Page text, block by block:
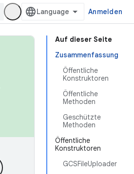
Anmelden
Auf dieser Seite
Zusammenfassung
Öffentliche
Konstruktoren
Öffentliche
Methoden
Geschützte
Methoden
Öffentliche
Konstruktoren
GCSFileUploader